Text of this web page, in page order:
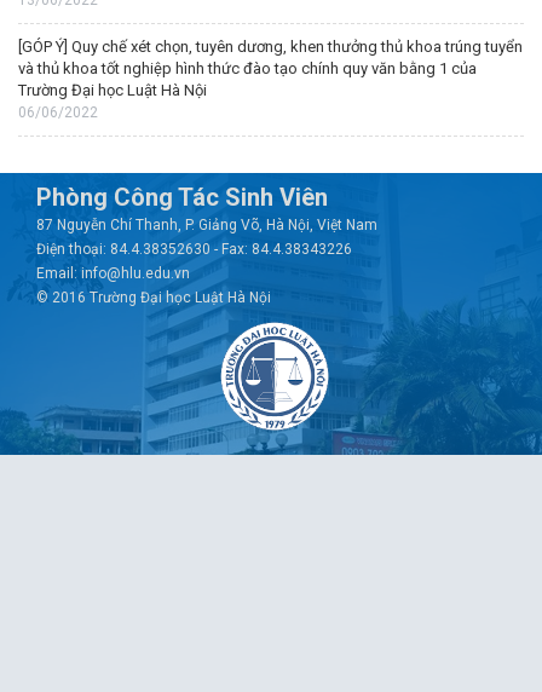
[GÓP Ý] Quy chế xét chọn, tuyên dương, khen thưởng thủ khoa trúng tuyển
và thủ khoa tốt nghiệp hình thức đào tạo chính quy văn bằng 1 của
Trường Đại học Luật Hà Nội
06/06/2022
Phòng Công Tác Sinh Viên
87 Nguyễn Chí Thanh, P. Giảng Võ, Hà Nội, Việt Nam
Điện thoại: 84.4.38352630 - Fax: 84.4.38343226
Email: info@hlu.edu.vn
© 2016 Trường Đại học Luật Hà Nội